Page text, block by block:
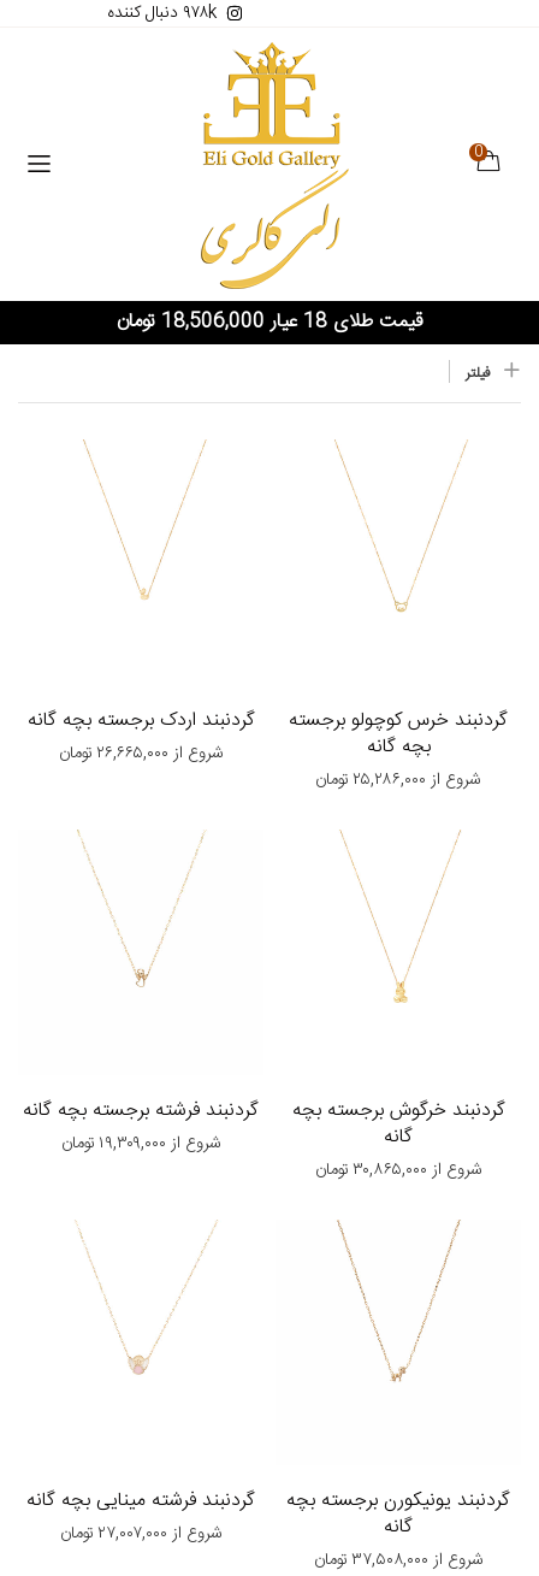
۹۷۸k دنبال کننده
0
قیمت طلای 18 عیار 18,506,000 تومان
فیلتر
گردنبند خرس کوچولو برجسته
بچه گانه
شروع از ۲۵,۲۸۶,۰۰۰ تومان
گردنبند اردک برجسته بچه گانه
شروع از ۲۶,۶۶۵,۰۰۰ تومان
گردنبند خرگوش برجسته بچه
گانه
شروع از ۳۰,۸۶۵,۰۰۰تومان
گردنبند فرشته برجسته بچه گانه
شروع از ۱۹,۳۰۹,۰۰۰ تومان
گردنبند یونیکورن برجسته بچه
گانه
شروع از ۳۷,۵۰۸,۰۰۰تومان
گردنبند فرشته مینایی بچه گانه
شروع از ۲۷,۰۰۷,۰۰۰ تومان